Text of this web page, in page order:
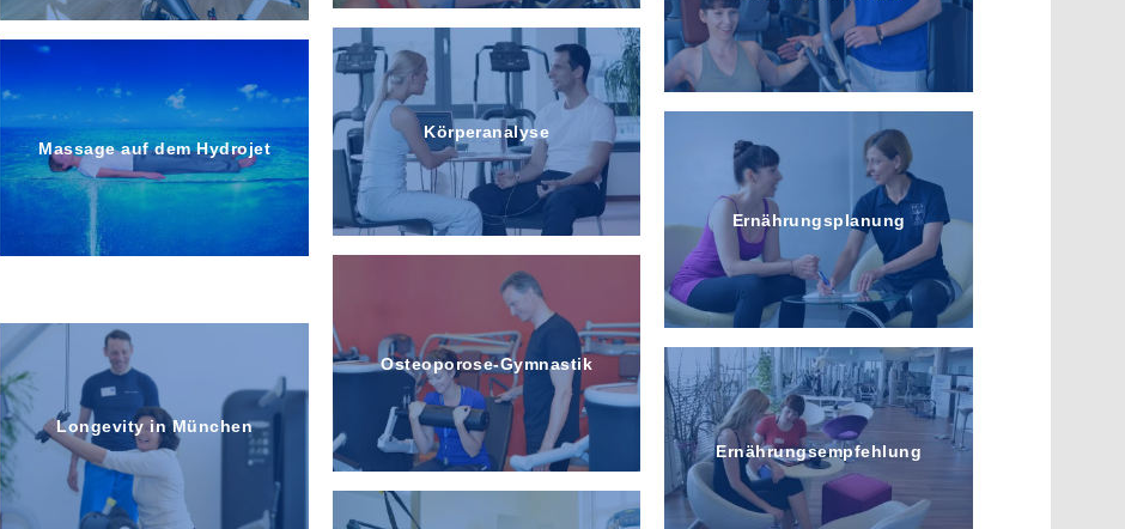
Massage auf dem Hydrojet
Longevity in München
Körperanalyse
Osteoporose-Gymnastik
Ernährungs­planung
Ernährungs­empfehlung